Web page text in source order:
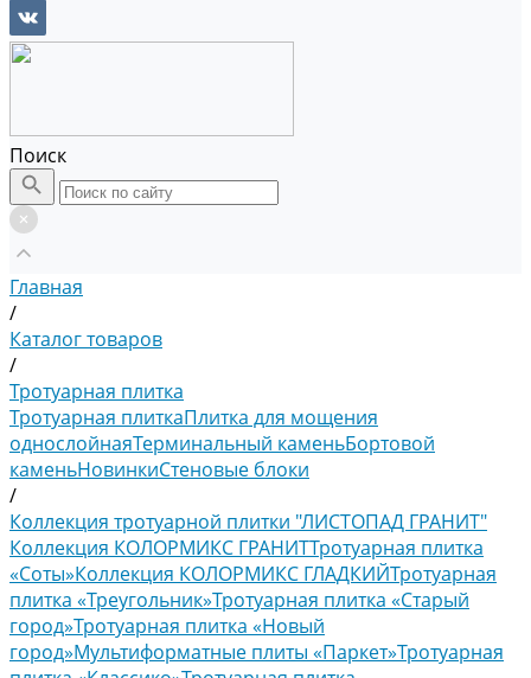
Поиск
Главная
/
Каталог товаров
/
Тротуарная плитка
Тротуарная плиткаПлитка для мощения
однослойнаяТерминальный каменьБортовой
каменьНовинкиСтеновые блоки
/
Коллекция тротуарной плитки "ЛИСТОПАД ГРАНИТ"
Коллекция КОЛОРМИКС ГРАНИТТротуарная плитка
«Соты»Коллекция КОЛОРМИКС ГЛАДКИЙТротуарная
плитка «Треугольник»Тротуарная плитка «Старый
город»Тротуарная плитка «Новый
город»Мультиформатные плиты «Паркет»Тротуарная